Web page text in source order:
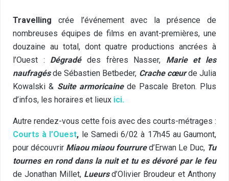
Travelling crée l’événement avec la présence de
nombreuses équipes de films en avant-premières, une
douzaine au total, dont quatre productions ancrées à
l’Ouest : Dégradédes frères Nasser, Marie et les
naufragés de Sébastien Betbeder, Crache cœur de Julia
Kowalski & Suite armoricainede Pascale Breton. Plus
d’infos, les horaires et lieux ici.
Autre rendez-vous cette fois avec des courts-métrages :
Courts à l’Ouest, le Samedi 6/02 à 17h45 au Gaumont,
pour découvrir Miaou miaou fourrured’Erwan Le Duc, Tu
tournes en rond dans la nuit et tu es dévoré par le feu
de Jonathan Millet, Lueursd’Olivier Broudeur et Anthony